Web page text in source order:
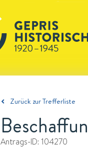
Zurück zur Trefferliste
Antrags-ID: 104270